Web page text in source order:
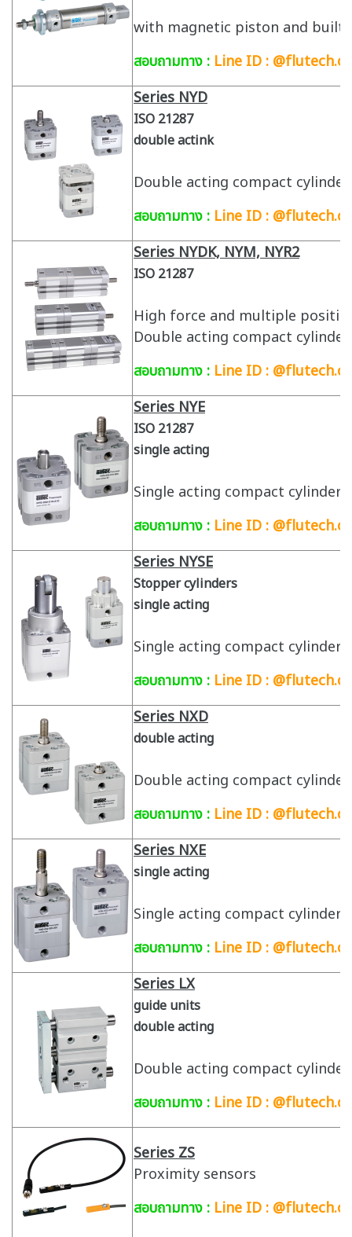
with magnetic piston and
สอบถามทาง : Line ID :
Series NYD
ISO 21287
double actink
Double acting compact
สอบถามทาง : Line ID :
Series NYDK, NYM, NYR2
ISO 21287
High force and multiple
Double acting compact
สอบถามทาง : Line ID :
Series NYE
ISO 21287
single acting
Single acting compact
สอบถามทาง : Line ID :
Series NYSE
Stopper cylinders
single acting
Single acting compact
สอบถามทาง : Line ID :
Series NXD
double acting
Double acting compact
สอบถามทาง : Line ID :
Series NXE
single acting
Single acting compact
สอบถามทาง : Line ID :
Series LX
guide units
double acting
Double acting compact
สอบถามทาง : Line ID :
Series ZS
Proximity sensors
สอบถามทาง : Line ID :